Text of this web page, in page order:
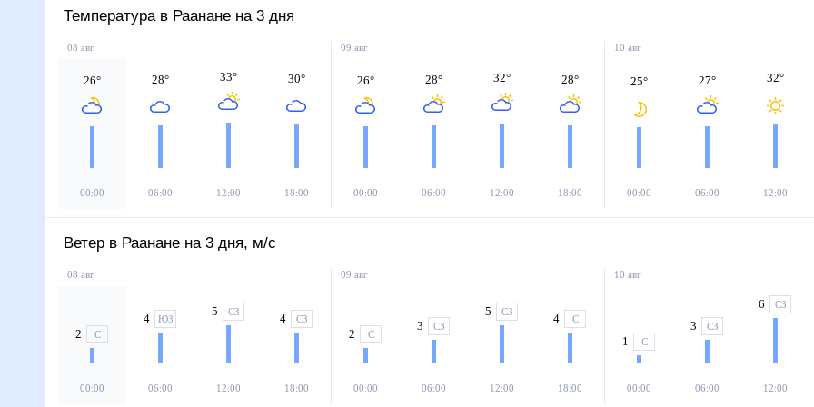
Температура в Раанане на 3 дня
08 авг
26°
00:00
28°
06:00
33°
12:00
30°
18:00
09 авг
26°
00:00
28°
06:00
32°
12:00
28°
18:00
10 авг
25°
00:00
27°
06:00
32°
12:00
Ветер в Раанане на 3 дня, м/с
08 авг
2 С
00:00
4 ЮЗ
06:00
5 СЗ
12:00
4 СЗ
18:00
09 авг
2 С
00:00
3 СЗ
06:00
5 СЗ
12:00
4 С
18:00
10 авг
1 С
00:00
3 СЗ
06:00
6 СЗ
12:00